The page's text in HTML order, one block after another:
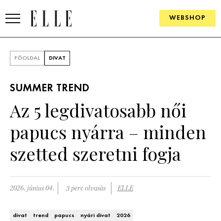
WEBSHOP
SZÉPSÉG
KULTÚRA
ÉLETMÓD
PÁRKAPCSOLAT
FŐOLDAL DIVAT
SUMMER TREND
Az 5 legdivatosabb női
papucs nyárra – minden
szetted szeretni fogja
2026. június 04. 3 perc olvasás ELLE
divat trend papucs nyári divat 2026